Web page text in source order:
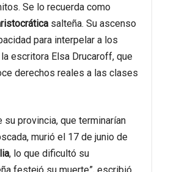
Se lo recuerda como
salteña. Su ascenso
para interpelar a los
escritora Elsa Drucaroff, que
derechos reales a las clases
provincia, que terminarían
murió el 17 de junio de
, lo que dificultó su